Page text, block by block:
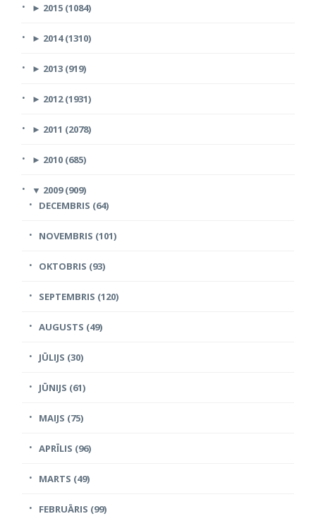
► 2015 (1084)
► 2014 (1310)
► 2013 (919)
► 2012 (1931)
► 2011 (2078)
► 2010 (685)
▼ 2009 (909)
DECEMBRIS (64)
NOVEMBRIS (101)
OKTOBRIS (93)
SEPTEMBRIS (120)
AUGUSTS (49)
JŪLIJS (30)
JŪNIJS (61)
MAIJS (75)
APRĪLIS (96)
MARTS (49)
FEBRUĀRIS (99)